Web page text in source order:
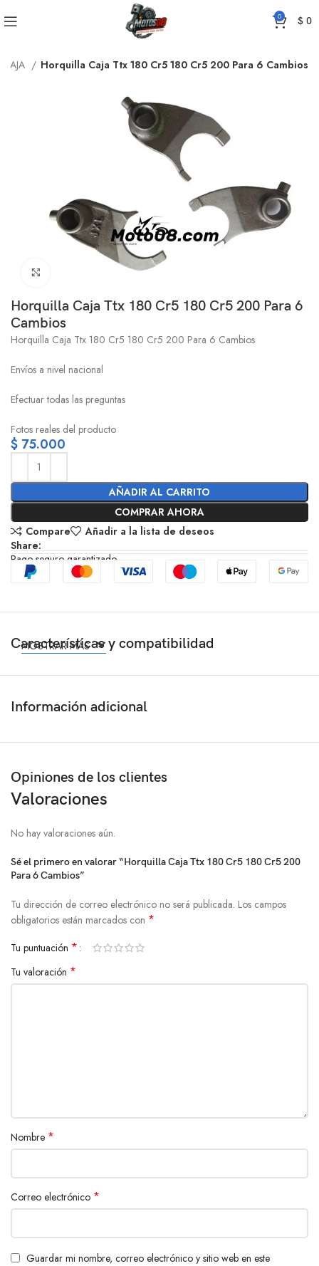
0 $0
Horquilla Caja Ttx 180 Cr5 180 Cr5 200 Para 6 Cambios
Horquilla Caja Ttx 180 Cr5 180 Cr5 200 Para 6
Cambios
Horquilla Caja Ttx 180 Cr5 180 Cr5 200 Para 6 Cambios
Envíos a nivel nacional
Efectuar todas las preguntas
Fotos reales del producto
$ 75.000
AÑADIR AL CARRITO
COMPRAR AHORA
Compare
Añadir a la lista de deseos
Share:
Pago seguro garantizado
Características y compatibilidad
MOSTRAR MÁS
Información adicional
Opiniones de los clientes
Valoraciones
No hay valoraciones aún.
Sé el primero en valorar “Horquilla Caja Ttx 180 Cr5 180 Cr5 200
Para 6 Cambios”
Tu dirección de correo electrónico no será publicada. Los campos
obligatorios están marcados con *
Tu puntuación *
Tu valoración *
Nombre *
Correo electrónico *
Guardar mi nombre, correo electrónico y sitio web en este